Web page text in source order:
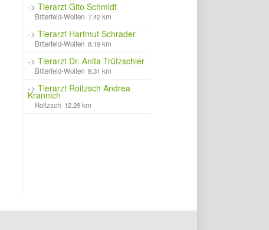
->Tierarzt Gito Schmidt
Bitterfeld-Wolfen 7.42 km
->Tierarzt Hartmut Schrader
Bitterfeld-Wolfen 8.19 km
->Tierarzt Dr. Anita Trützschler
Bitterfeld-Wolfen 8.31 km
->Tierarzt Roitzsch Andrea
Krannich
Roitzsch 12.29 km